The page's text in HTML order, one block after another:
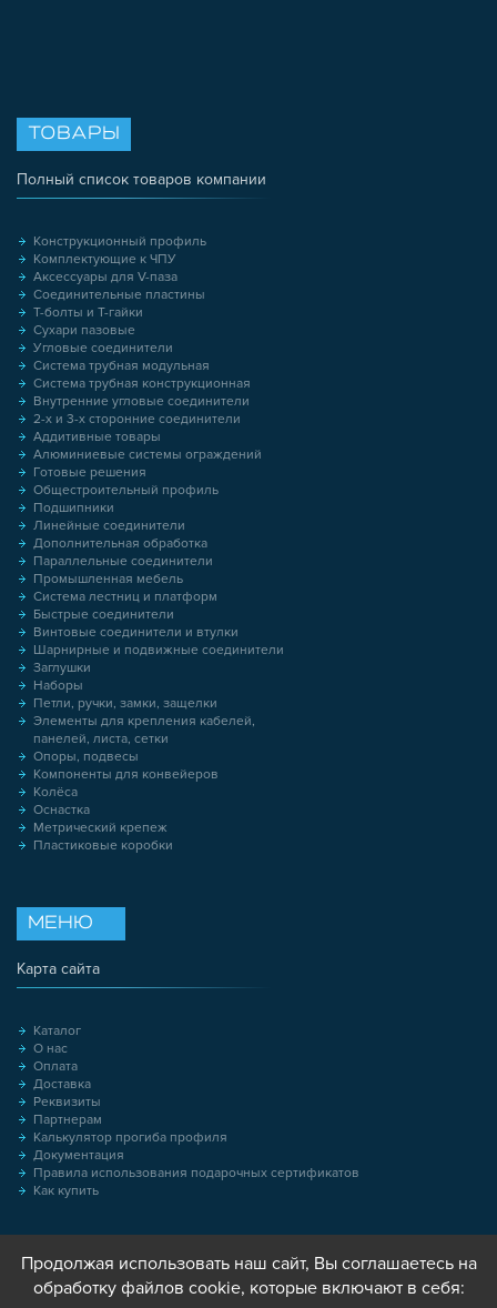
ТОВАРЫ
Полный список товаров компании
Конструкционный профиль
Комплектующие к ЧПУ
Аксессуары для V-паза
Соединительные пластины
Т-болты и Т-гайки
Сухари пазовые
Угловые соединители
Система трубная модульная
Система трубная конструкционная
Внутренние угловые соединители
2-х и 3-х сторонние соединители
Аддитивные товары
Алюминиевые системы ограждений
Готовые решения
Общестроительный профиль
Подшипники
Линейные соединители
Дополнительная обработка
Параллельные соединители
Промышленная мебель
Система лестниц и платформ
Быстрые соединители
Винтовые соединители и втулки
Шарнирные и подвижные соединители
Заглушки
Наборы
Петли, ручки, замки, защелки
Элементы для крепления кабелей,
панелей, листа, сетки
Опоры, подвесы
Компоненты для конвейеров
Колёса
Оснастка
Метрический крепеж
Пластиковые коробки
МЕНЮ
Карта сайта
Каталог
О нас
Оплата
Доставка
Реквизиты
Партнерам
Калькулятор прогиба профиля
Документация
Правила использования подарочных сертификатов
Как купить
Продолжая использовать наш сайт, Вы соглашаетесь на
обработку файлов cookie, которые включают в себя: